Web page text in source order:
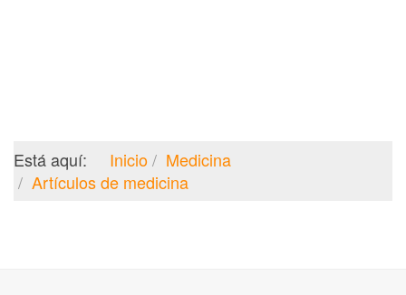
Está aquí: Inicio
Medicina
Artículos de medicina